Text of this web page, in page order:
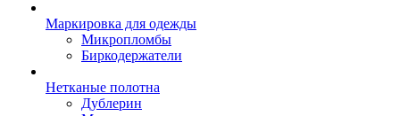
Маркировка для одежды
Микропломбы
Биркодержатели
Нетканые полотна
Дублерин